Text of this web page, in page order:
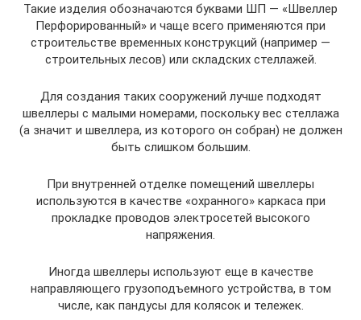
Такие изделия обозначаются буквами ШП — «Швеллер
Перфорированный» и чаще всего применяются при
строительстве временных конструкций (например —
строительных лесов) или складских стеллажей.
Для создания таких сооружений лучше подходят
швеллеры с малыми номерами, поскольку вес стеллажа
(а значит и швеллера, из которого он собран) не должен
быть слишком большим.
При внутренней отделке помещений швеллеры
используются в качестве «охранного» каркаса при
прокладке проводов электросетей высокого
напряжения.
Иногда швеллеры используют еще в качестве
направляющего грузоподъемного устройства, в том
числе, как пандусы для колясок и тележек.